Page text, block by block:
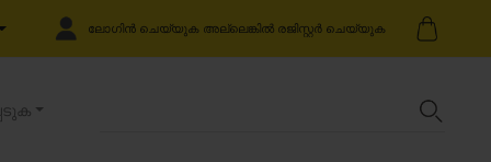
ലോഗിൻ ചെയ്യുക അല്ലെങ്കിൽ രജിസ്റ്റർ ചെയ്യുക